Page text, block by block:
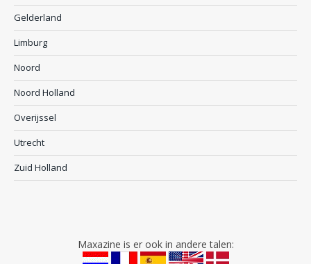
Gelderland
Limburg
Noord
Noord Holland
Overijssel
Utrecht
Zuid Holland
Maxazine is er ook in andere talen: